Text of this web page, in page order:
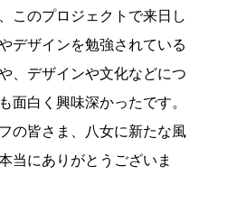
このプロジェクトで来日し
デザインを勉強されている
、デザインや文化などにつ
面白く興味深かったです。
の皆さま、八女に新たな風
当にありがとうございま